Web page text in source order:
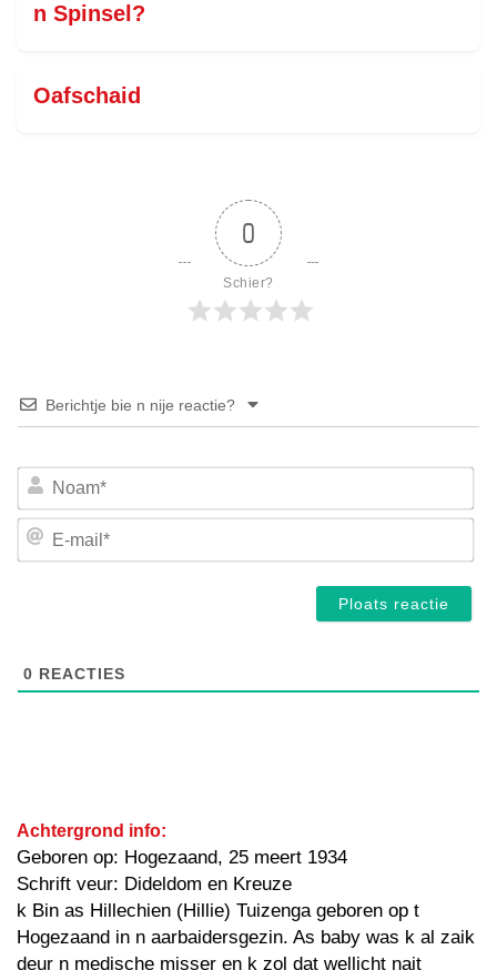
n Spinsel?
Oafschaid
0
Schier?
Berichtje bie n nije reactie?
E-
0 REACTIES
Achtergrond info:
Geboren op: Hogezaand, 25 meert 1934
Schrift veur: Dideldom en Kreuze
k Bin as Hillechien (Hillie) Tuizenga geboren op t
Hogezaand in n aarbaidersgezin. As baby was k al zaik
deur n medische misser en k zol dat wellicht nait